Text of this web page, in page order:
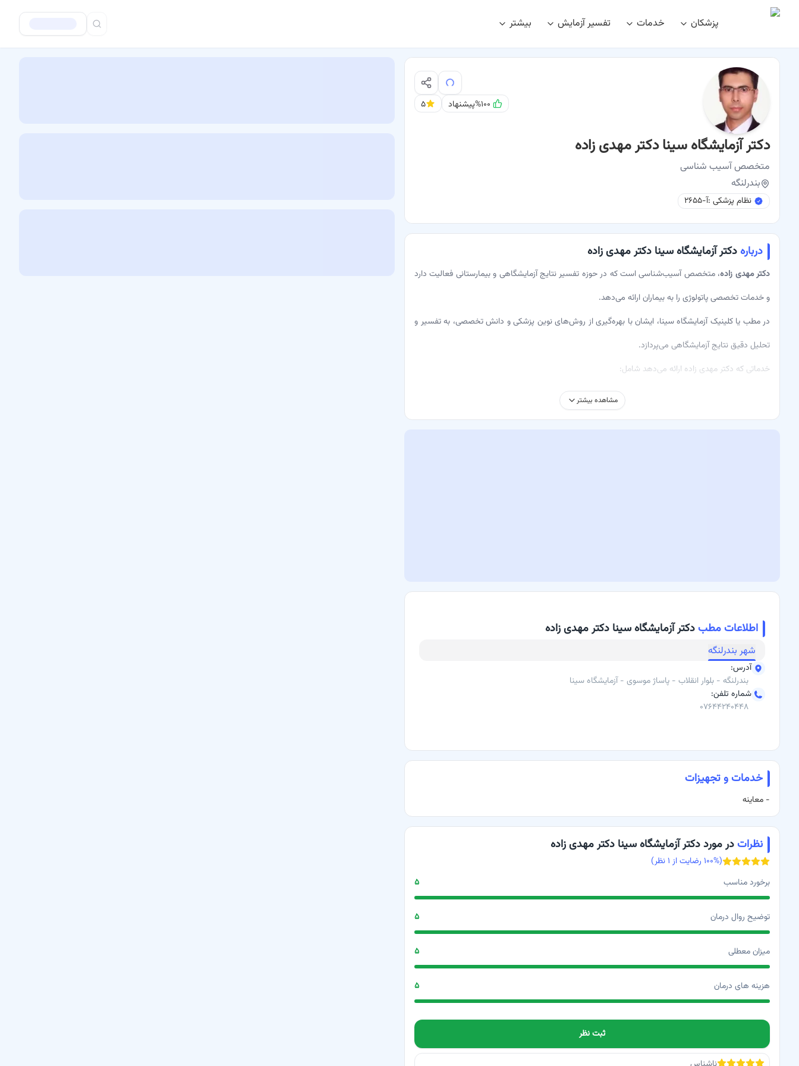
پزشکان خدمات تفسیر آزمایش بیشتر
%۱۰۰پیشنهاد ۵
نوبت اینترنتیدکتر آزمایشگاه سینا دکتر مهدی زاده متخصص آسیب شناسی بندرلنگه
دکتر آزمایشگاه سینا دکتر مهدی زاده
متخصصآسیب شناسی
بندرلنگه
نظام پزشکی :آ-۲۶۵۵
درباره دکتر آزمایشگاه سینا دکتر مهدی زاده
دکتر مهدی زاده، متخصص آسیب‌شناسی است که در حوزه تفسیر نتایج آزمایشگاهی و بیمارستانی فعالیت دارد
و خدمات تخصصی پاتولوژی را به بیماران ارائه می‌دهد.
در مطب یا کلینیک آزمایشگاه سینا، ایشان با بهره‌گیری از روش‌های نوین پزشکی و دانش تخصصی، به تفسیر و
تحلیل دقیق نتایج آزمایشگاهی می‌پردازد.
خدماتی که دکتر مهدی زاده ارائه می‌دهد شامل:
تفسیر نتایج آزمایشگاهی – توضیح نتایج آزمایشات خون و بافتی
تشخیص بیماری‌های نادر – از طریق بررسی نمونه‌های بافتی
مشاوره تخصصی پاتولوژی – همکاری با سایر پزشکان برای ارائه بهترین روش درمانی
مشاهده بیشتر
اطلاعات مطب دکتر آزمایشگاه سینا دکتر مهدی زاده
شهر بندرلنگه
آدرس:
بندرلنگه - بلوار انقلاب - پاساژ موسوی - آزمایشگاه سینا
شماره تلفن:
۰۷۶۴۴۲۴۰۴۴۸
خدمات و تجهیزات
- معاینه
نظرات در مورد دکتر آزمایشگاه سینا دکتر مهدی زاده
( ۱۰۰% رضایت از ۱نظر)
برخورد مناسب
۵
توضیح روال درمان ۵
میزان معطلی ۵
هزینه های درمان ۵
ثبت نظر